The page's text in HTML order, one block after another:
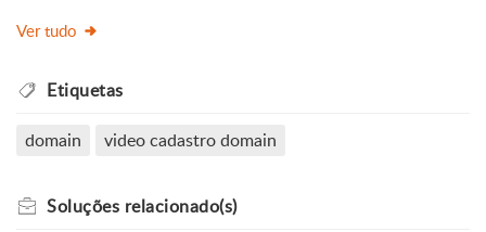
Ver tudo
Etiquetas
domain video cadastro domain
Soluções relacionado(s)